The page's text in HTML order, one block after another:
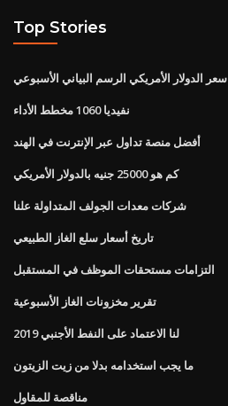
Top Stories
سعر الدولار الأمريكي الرسم البياني الأسبوعي
نفيديا 1060 مخطط الأداء
أفضل منصة تداول عبر الإنترنت في الهند
كم هو 25000 جنيه بالدولار الأمريكي
شركات معدات الجولف المتداولة علنا
تاريخ أسعار سلع الغاز الطبيعي
التزامات مستحقات الموظف في المستقبل
تقرير مخزونات الغاز الأسبوعية
لنا الاعتماد على النفط الأجنبي 2019
ما يجب استخدامه بدلا من زيت الزيتون
مناقصة للمقاول